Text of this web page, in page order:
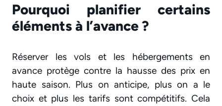
Pourquoi planifier certains
éléments à l’avance ?
Réserver les vols et les hébergements en
avance protège contre la hausse des prix en
haute saison. Plus on anticipe, plus on a le
choix et plus les tarifs sont compétitifs. Cela